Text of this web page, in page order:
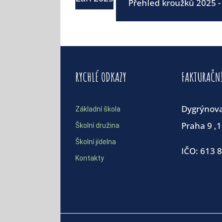
Přehled kroužků 2025
RYCHLÉ ODKAZY
Základní škola
Školní družina
Školní jídelna
Kontakty
Praha 9
IČO: 613